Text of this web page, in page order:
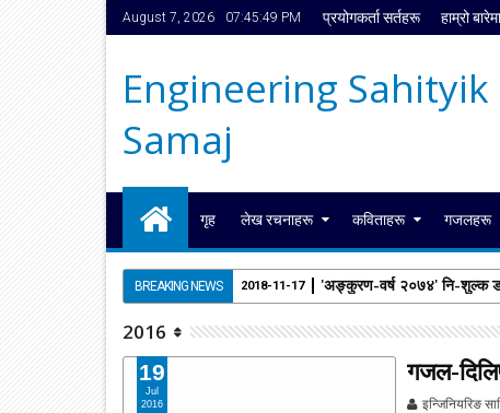
August 7, 2026 07:45:49 PM प्रयोगकर्ता सर्तहरू हाम्रो
Engineering Sahityik
Samaj
गृह लेख रचनाहरू कविताहरू गजलहरू
BREAKING NEWS 'अङ्कुरण-वर्ष २०७४' नि-शुल्क
2018-11-17
2016
गजल-
इन्जिनियरिङ
19
Jul
2016